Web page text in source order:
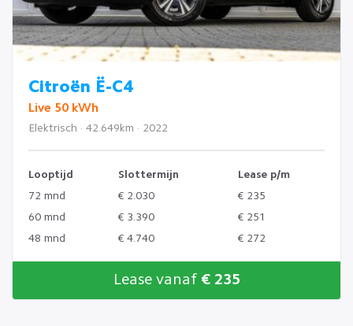
Citroën Ë-C4
Live 50 kWh
Elektrisch · 42.649km · 2022
Looptijd Slottermijn
Lease p/m
72 mnd
€ 2.030
€ 235
60 mnd
€ 3.390
€ 251
48 mnd
€ 4.740 € 272
Lease vanaf € 235